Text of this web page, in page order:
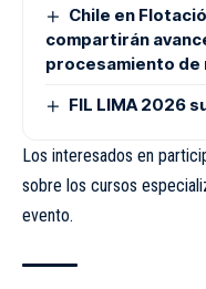
Chile en
compartirán
procesamiento de
FIL LIMA 2026
Los interesados en
sobre los cursos
evento.